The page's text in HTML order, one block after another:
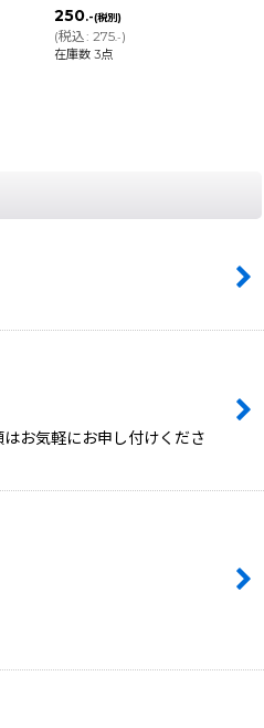
250.-(税別)
(税込: 275.-)
在庫数 3点
お気軽にお申し付けくださ